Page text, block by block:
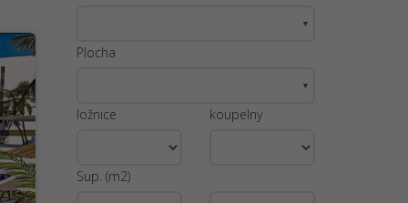
▼
Plocha
▼
ložnice koupelny
Sup. (m2)